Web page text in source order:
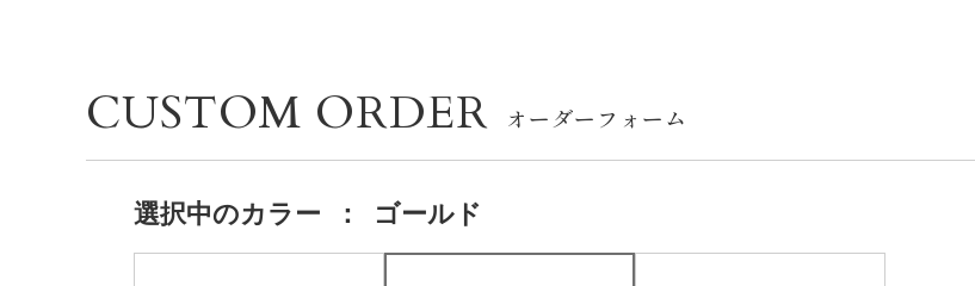
CUSTOM ORDER
選択中のカラー ： ゴールド